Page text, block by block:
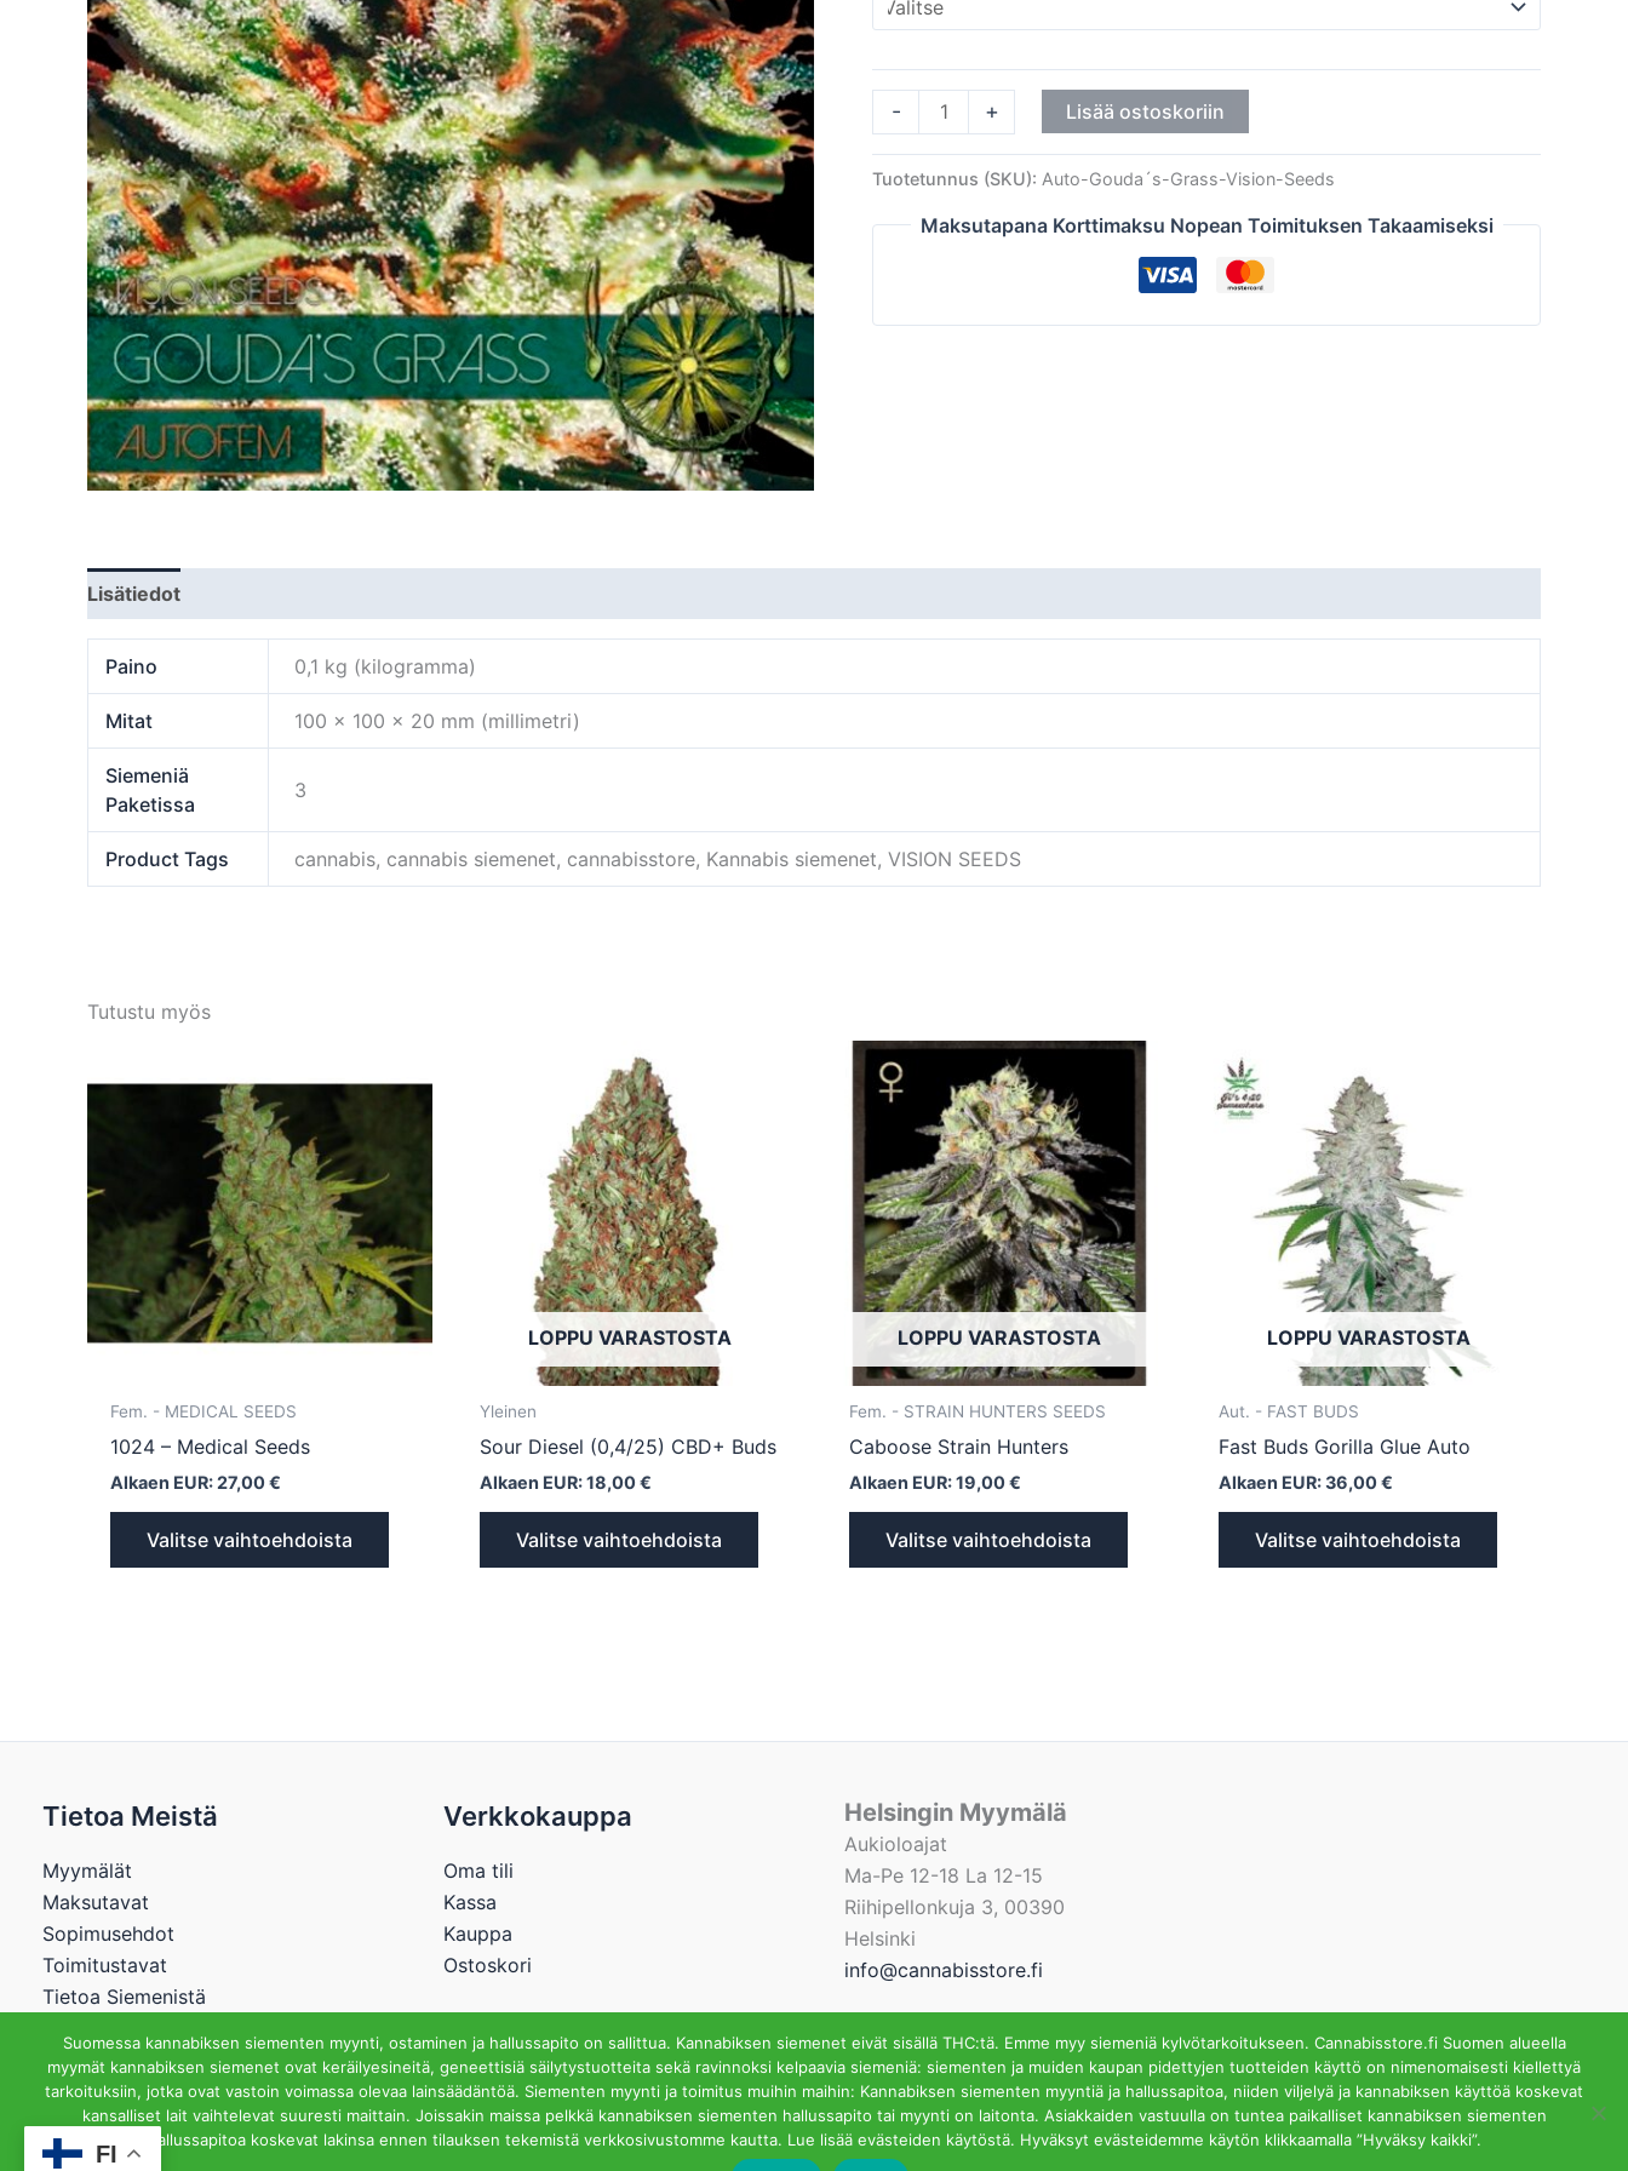
- + Lisää ostoskoriin
Tuotetunnus (SKU): Auto-Gouda´s-Grass-Vision-Seeds
Maksutapana Korttimaksu Nopean Toimituksen Takaamiseksi
Lisätiedot
Paino 0,1 kg (kilogramma)
Mitat 100 × 100 × 20 mm (millimetri)
Siemeniä
Paketissa
3
Product Tags cannabis, cannabis siemenet, cannabisstore, Kannabis siemenet, VISION SEEDS
Tutustu myös
Fem. - MEDICAL SEEDS
1024 – Medical Seeds
Alkaen EUR:27,00€
Valitse vaihtoehdoista
tuotteella
muunnelma.
Voit
tehdä
valinnat
tuotteen
sivulla.
LOPPU VARASTOSTA
Yleinen
Sour Diesel (0,4/25) CBD+ Buds
Alkaen EUR:18,00€
Valitse vaihtoehdoista
muunnelma.
LOPPU VARASTOSTA
Fem. - STRAIN HUNTERS SEEDS
Caboose Strain Hunters
Alkaen EUR:19,00€
Valitse vaihtoehdoista
Tällä
Voit
tehdä
valinnat
tuotteen
LOPPU VARASTOSTA
Aut. - FAST BUDS
Fast Buds Gorilla Glue Auto
Alkaen EUR:36,00€
Valitse vaihtoehdoista
Tietoa Meistä
Myymälät
Maksutavat
Sopimusehdot
Toimitustavat
Tietoa Siemenistä
Verkkokauppa
Oma tili
Kassa
Kauppa
Ostoskori
Helsingin Myymälä
Aukioloajat
Ma-Pe 12-18 La 12-15
Riihipellonkuja 3, 00390
Helsinki
info@cannabisstore.fi
Cannabisstore.fi | Kannabiksen Siemeniä Verkkokaupasta ja Kivijalkamyymälästä. Helsinki
FI
Suomessa kannabiksen siementen myynti, ostaminen ja hallussapito on sallittua. Kannabiksen siemenet eivät sisällä THC:tä. Emme myy siemeniä kylvötarkoitukseen. Cannabisstore.fi Suomen alueella
myymät kannabiksen siemenet ovat keräilyesineitä, geneettisiä säilytystuotteita sekä ravinnoksi kelpaavia siemeniä: siementen ja muiden kaupan pidettyjen tuotteiden käyttö on nimenomaisesti kiellettyä
tarkoituksiin, jotka ovat vastoin voimassa olevaa lainsäädäntöä. Siementen myynti ja toimitus muihin maihin: Kannabiksen siementen myyntiä ja hallussapitoa, niiden viljelyä ja kannabiksen käyttöä koskevat
kansalliset lait vaihtelevat suuresti maittain. Joissakin maissa pelkkä kannabiksen siementen hallussapito tai myynti on laitonta. Asiakkaiden vastuulla on tuntea paikalliset kannabiksen siementen
hallussapitoa koskevat lakinsa ennen tilauksen tekemistä verkkosivustomme kautta. Lue lisää evästeiden käytöstä. Hyväksyt evästeidemme käytön klikkaamalla ”Hyväksy kaikki”.